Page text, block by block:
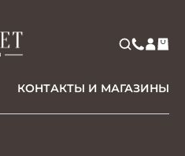
КОНТАКТЫ И МАГАЗИНЫ